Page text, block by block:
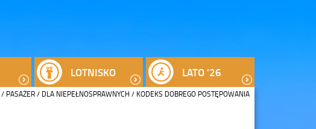
LATO ’26
LOTNISKO
/ PASAŻER/ DLA NIEPEŁNOSPRAWNYCH / KODEKS DOBREGO POSTĘPOWANIA